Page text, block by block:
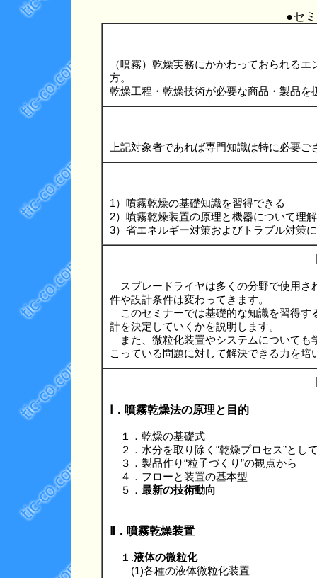
●セ
（噴霧）乾燥実務にかかわっておられる
方。
乾燥工程・乾燥技術が必要な商品・製品を
上記対象者であれば専門知識は特に必要ご
1）噴霧乾燥の基礎知識を習得できる
2）噴霧乾燥装置の原理と機器について理
3）省エネルギー対策およびトラブル対策
スプレードライヤは多くの分野で使用さ
件や設計条件は変わってきます。
このセミナーでは基礎的な知識を習得す
計を決定していくかを説明します。
また、微粒化装置やシステムについても
こっている問題に対して解決できる力を培
Ⅰ．噴霧乾燥法の原理と目的
１．乾燥の基礎式
２．水分を取り除く“乾燥プロセス”とし
３．製品作り“粒子づくり”の観点から
４．フローと装置の基本型
５． 最新の技術動向
Ⅱ．噴霧乾燥装置
１.液体の微粒化
(1)各種の液体微粒化装置